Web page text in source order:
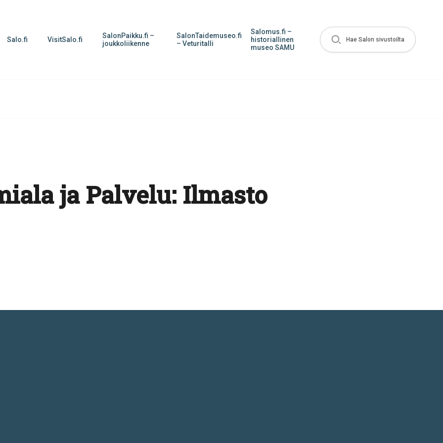
Salo.fi VisitSalo.fi
SalonPaikku.fi –
joukkoliikenne
SalonTaidemuseo.fi
– Veturitalli
Salomus.fi –
historiallinen
museo SAMU
Hae Salon sivustoilta
ja Palvelu: Ilmasto